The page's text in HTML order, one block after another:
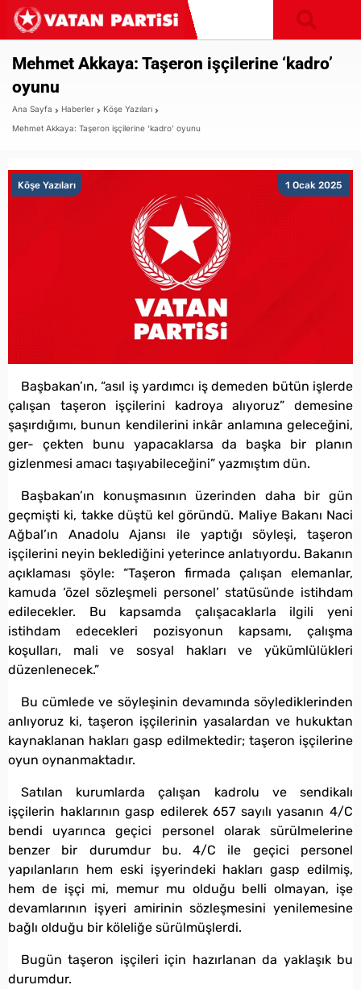
Mehmet Akkaya: Taşeron işçilerine ‘kadro’
oyunu
Ana Sayfa Haberler
Köşe Yazıları
Mehmet Akkaya: Taşeron işçilerine ‘kadro’ oyunu
1 Ocak 2025
Köşe Yazıları
Başbakan’ın, “asıl iş yardımcı iş demeden bütün işlerde
çalışan taşeron işçilerini kadroya alıyoruz” demesine
şaşırdığımı, bunun kendilerini inkâr anlamına geleceğini,
ger- çekten bunu yapacaklarsa da başka bir planın
gizlenmesi amacı taşıyabileceğini” yazmıştım dün.
Başbakan’ın konuşmasının üzerinden daha bir gün
geçmişti ki, takke düştü kel göründü. Maliye Bakanı Naci
Ağbal’ın Anadolu Ajansı ile yaptığı söyleşi, taşeron
işçilerini neyin beklediğini yeterince anlatıyordu. Bakanın
açıklaması şöyle: “Taşeron firmada çalışan elemanlar,
kamuda ‘özel sözleşmeli personel’ statüsünde istihdam
edilecekler. Bu kapsamda çalışacaklarla ilgili yeni
istihdam edecekleri pozisyonun kapsamı, çalışma
koşulları, mali ve sosyal hakları ve yükümlülükleri
düzenlenecek.”
Bu cümlede ve söyleşinin devamında söylediklerinden
anlıyoruz ki, taşeron işçilerinin yasalardan ve hukuktan
kaynaklanan hakları gasp edilmektedir; taşeron işçilerine
oyun oynanmaktadır.
Satılan kurumlarda çalışan kadrolu ve sendikalı
işçilerin haklarının gasp edilerek 657 sayılı yasanın 4/C
bendi uyarınca geçici personel olarak sürülmelerine
benzer bir durumdur bu. 4/C ile geçici personel
yapılanların hem eski işyerindeki hakları gasp edilmiş,
hem de işçi mi, memur mu olduğu belli olmayan, işe
devamlarının işyeri amirinin sözleşmesini yenilemesine
bağlı olduğu bir köleliğe sürülmüşlerdi.
Bugün taşeron işçileri için hazırlanan da yaklaşık bu
durumdur.